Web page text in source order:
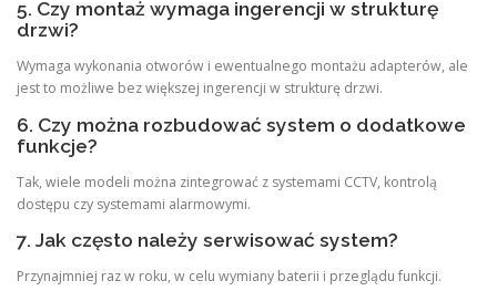
5. Czy montaż wymaga ingerencji w strukturę
drzwi?
Wymaga wykonania otworów i ewentualnego montażu adapterów, ale
jest to możliwe bez większej ingerencji w strukturę drzwi.
6. Czy można rozbudować system o dodatkowe
funkcje?
Tak, wiele modeli można zintegrować z systemami CCTV, kontrolą
dostępu czy systemami alarmowymi.
7. Jak często należy serwisować system?
Przynajmniej raz w roku, w celu wymiany baterii i przeglądu funkcji.